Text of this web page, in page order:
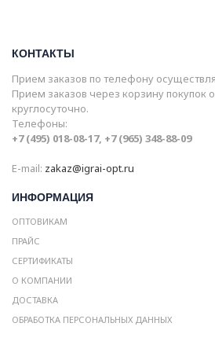
КОНТАКТЫ
Прием заказов по телефону
Прием заказов через корзину покупок
круглосуточно.
Телефоны:
+7 (495) 018-08-17, +7 (965) 348-88-09
E-mail: zakaz@igrai-opt.ru
ИНФОРМАЦИЯ
ОПТОВИКАМ
ПРАЙС
СЕРТИФИКАТЫ
О КОМПАНИИ
ДОСТАВКА
ОБРАБОТКА ПЕРСОНАЛЬНЫХ ДАННЫХ